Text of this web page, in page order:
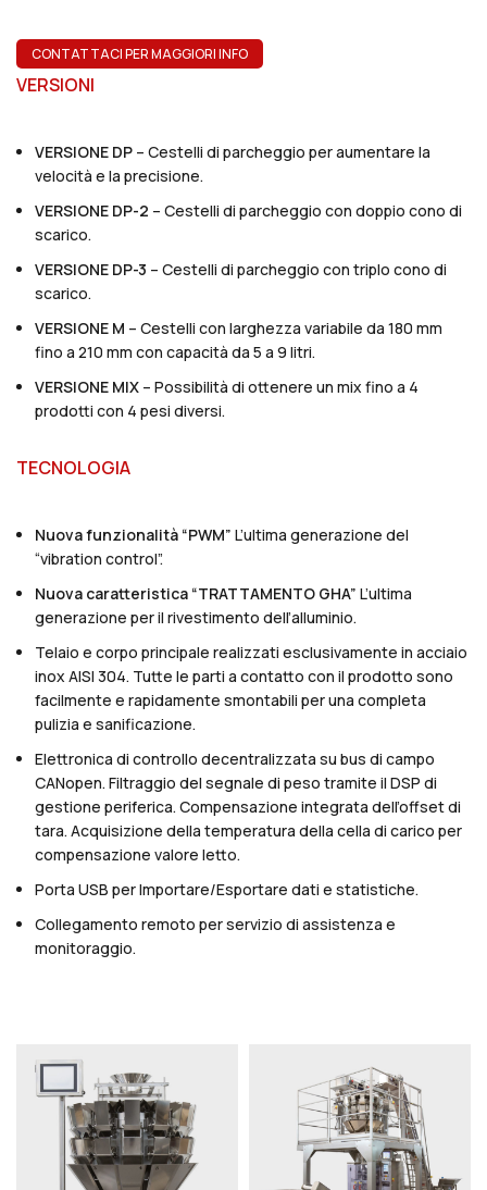
CONTATTACI PER MAGGIORI INFO
VERSIONI
VERSIONE DP – Cestelli di parcheggio per aumentare la
velocità e la precisione.
VERSIONE DP-2 – Cestelli di parcheggio con doppio cono di
scarico.
VERSIONE DP-3 – Cestelli di parcheggio con triplo cono di
scarico.
VERSIONE M – Cestelli con larghezza variabile da 180 mm
fino a 210 mm con capacità da 5 a 9 litri.
VERSIONE MIX – Possibilità di ottenere un mix fino a 4
prodotti con 4 pesi diversi.
TECNOLOGIA
Nuova funzionalità “PWM” L’ultima generazione del
“vibration control”.
Nuova caratteristica “TRATTAMENTO GHA” L’ultima
generazione per il rivestimento dell’alluminio.
Telaio e corpo principale realizzati esclusivamente in acciaio
inox AISI 304. Tutte le parti a contatto con il prodotto sono
facilmente e rapidamente smontabili per una completa
pulizia e sanificazione.
Elettronica di controllo decentralizzata su bus di campo
CANopen. Filtraggio del segnale di peso tramite il DSP di
gestione periferica. Compensazione integrata dell’offset di
tara. Acquisizione della temperatura della cella di carico per
compensazione valore letto.
Porta USB per Importare/Esportare dati e statistiche.
Collegamento remoto per servizio di assistenza e
monitoraggio.